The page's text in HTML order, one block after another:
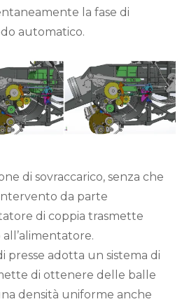
la fase di
automatico.
di sovraccarico, senza che
da parte
di coppia trasmette
presse adotta un sistema di
di ottenere delle balle
densità uniforme anche